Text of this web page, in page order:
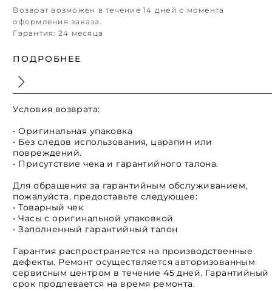
Возврат возможен в течение 14 дней с момента
оформления заказа.
Гарантия: 24 месяца
ПОДРОБНЕЕ
Условия возврата:
• Оригинальная упаковка
• Без следов использования, царапин или
повреждений.
• Присутствие чека и гарантийного талона.
Для обращения за гарантийным обслуживанием,
пожалуйста, предоставьте следующее:
• Товарный чек
• Часы с оригинальной упаковкой
• Заполненный гарантийный талон
Гарантия распространяется на производственные
дефекты. Ремонт осуществляется авторизованным
сервисным центром в течение 45 дней. Гарантийный
срок продлевается на время ремонта.